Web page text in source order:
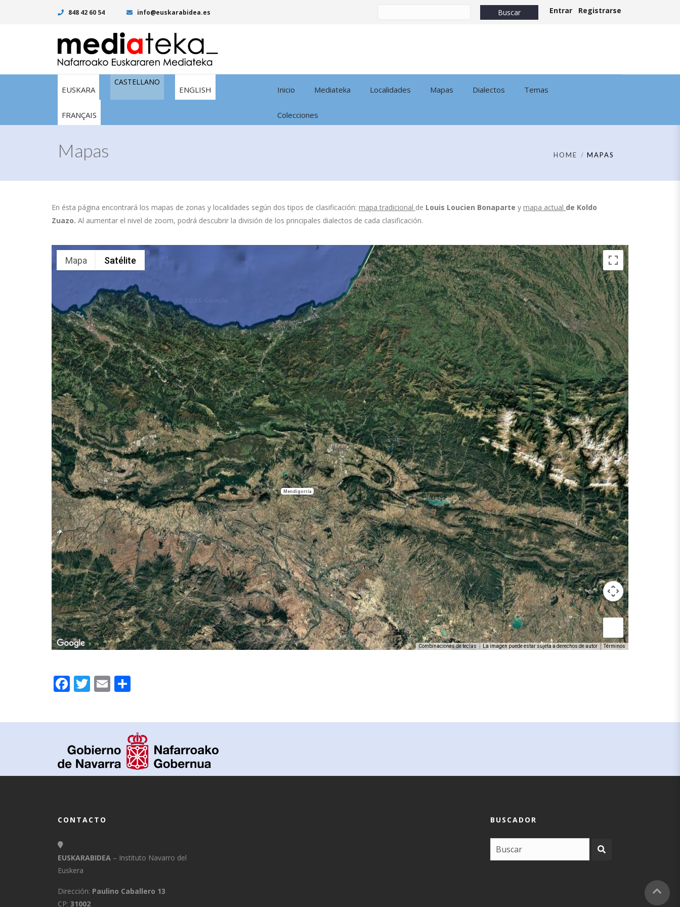
848 42 60 54 info@euskarabidea.es Entrar Registrarse
EUSKARA
CASTELLANO
ENGLISH
FRANÇAIS
Inicio Mediateka Localidades Mapas Dialectos Temas
Colecciones
Mapas HOME MAPAS
En ésta página encontrará los mapas de zonas y localidades según dos tipos de clasificación: mapa tradicional de Louis Loucien Bonaparte y mapa actual de Koldo
Zuazo. Al aumentar el nivel de zoom, podrá descubrir la división de los principales dialectos de cada clasificación.
Mendigorría
Mapa Satélite
Combinaciones de teclas La imagen puede estar sujeta a derechos de autor Términos
Facebook
Twitter
Email
CONTACTO
EUSKARABIDEA – Instituto Navarro del
Euskera
Dirección: Paulino Caballero 13
CP: 31002
BUSCADOR